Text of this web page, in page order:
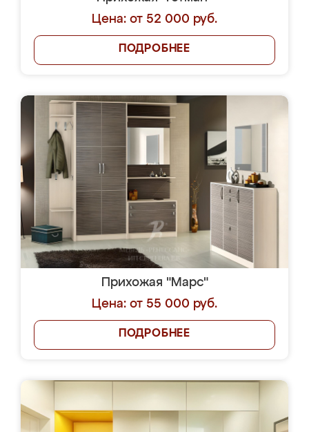
Цена: от 52 000 руб.
ПОДРОБНЕЕ
Прихожая "Марс"
Цена: от 55 000 руб.
ПОДРОБНЕЕ